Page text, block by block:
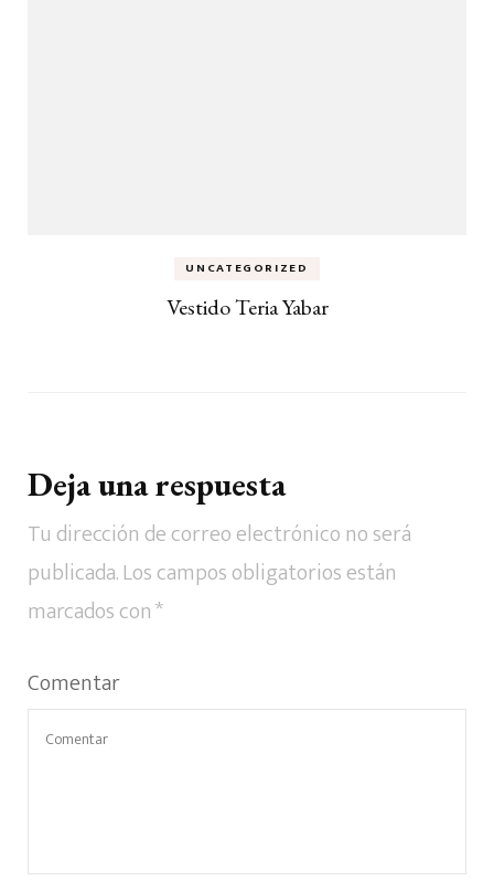
UNCATEGORIZED
Vestido Teria Yabar
Deja una respuesta
Tu dirección de correo electrónico no será
publicada.Los campos obligatorios están
marcados con*
Comentar